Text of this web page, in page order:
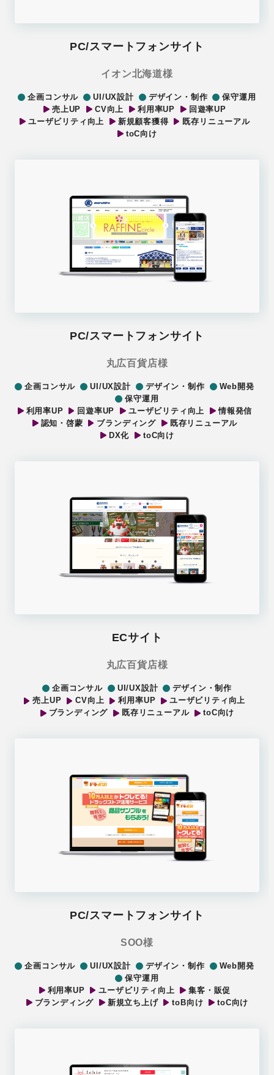
PC/スマートフォンサイト
イオン北海道様
企画コンサル UI/UX設計 デザイン・制作
保守運用
売上UP
CV向上 利用率UP
回遊率UP
ユーザビリティ向上
新規顧客獲得
既存リニューアル
toC向け
PC/スマートフォンサイト
丸広百貨店様
企画コンサル UI/UX設計 デザイン・制作
Web開発
保守運用
利用率UP
回遊率UP ユーザビリティ向上
情報発信
認知・啓蒙
ブランディング
既存リニューアル
DX化
toC向け
ECサイト
丸広百貨店様
企画コンサル UI/UX設計
デザイン・制作
売上UP
CV向上 利用率UP
ユーザビリティ向上
ブランディング
既存リニューアル toC向け
PC/スマートフォンサイト
SOO様
企画コンサル UI/UX設計 デザイン・制作
Web開発
保守運用
利用率UP
ユーザビリティ向上
集客・販促
ブランディング
新規立ち上げ toB向け toC向け